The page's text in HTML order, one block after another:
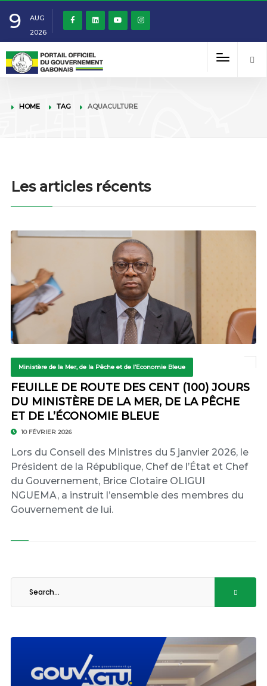
9
AUG
2026
HOME TAG AQUACULTURE
Les articles récents
Ministère de la Mer, de la Pêche et de l’Economie Bleue
FEUILLE DE ROUTE DES CENT (100) JOURS
DU MINISTÈRE DE LA MER, DE LA PÊCHE
ET DE L’ÉCONOMIE BLEUE
10 FÉVRIER 2026
Lors du Conseil des Ministres du 5 janvier 2026, le
Président de la République, Chef de l’État et Chef
du Gouvernement, Brice Clotaire OLIGUI
NGUEMA, a instruit l’ensemble des membres du
Gouvernement de lui.